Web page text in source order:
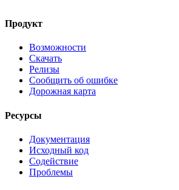
Продукт
Возможности
Скачать
Релизы
Сообщить об ошибке
Дорожная карта
Ресурсы
Документация
Исходный код
Содействие
Проблемы